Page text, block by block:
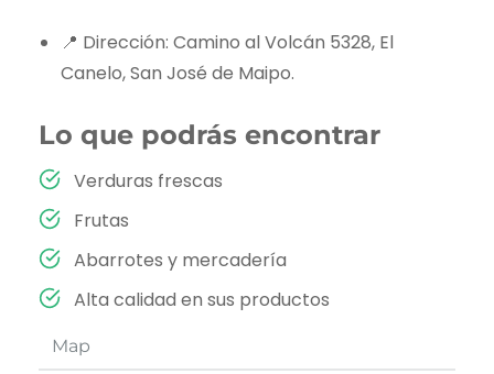
Map
📍 Dirección: Camino al Volcán 5328, El
Canelo, San José de Maipo.
Lo que podrás encontrar
Verduras frescas
Frutas
Abarrotes y mercadería
Alta calidad en sus productos